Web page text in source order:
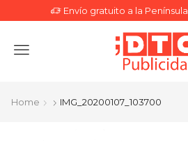
Envío gratuito a la Península
Menu
Home IMG_20200107_103700